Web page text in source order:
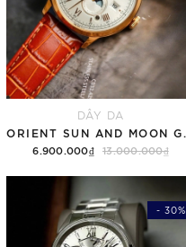
DÂY DA
6.900.000₫ 13.000.000₫
- 30%